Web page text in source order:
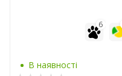
6
В наявності